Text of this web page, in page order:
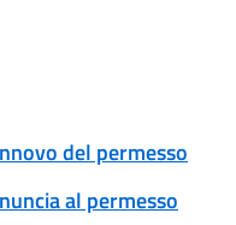
del permesso
al permesso